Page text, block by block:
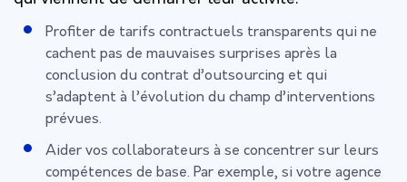
Profiter de tarifs contractuels transparents qui ne
cachent pas de mauvaises surprises après la
conclusion du contrat d’outsourcing et qui
s’adaptent à l’évolution du champ d’interventions
prévues.
Aider vos collaborateurs à se concentrer sur leurs
compétences de base. Par exemple, si votre agence